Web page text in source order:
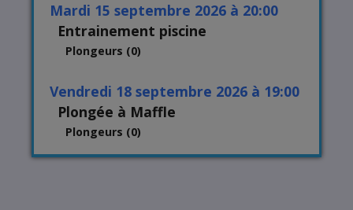
mardi 15 septembre 2026 à 20:00
Entrainement piscine
Plongeurs (0)
vendredi 18 septembre 2026 à 19:00
Plongée à Maffle
Plongeurs (0)